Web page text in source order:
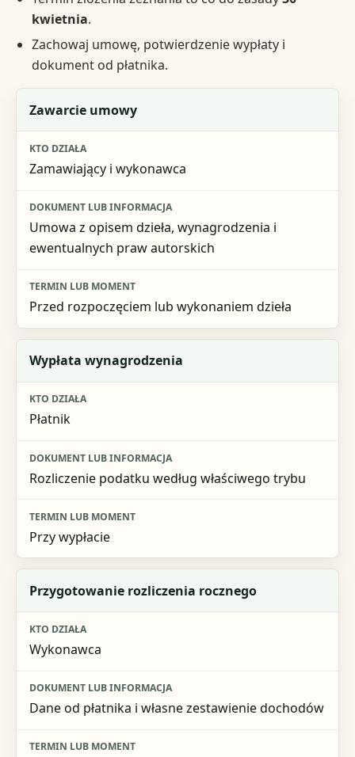
kwietnia.
Zachowaj umowę, potwierdzenie wypłaty i
dokument od płatnika.
Etap
Kto działa
Dokument lub informacja
Zawarcie umowy
Zamawiający i wykonawca
Umowa z opisem dzieła, wynagrodzenia i
ewentualnych praw autorskich
Przed rozpoczęciem lub wykonaniem dzieła
Wypłata wynagrodzenia
Płatnik
Rozliczenie podatku według właściwego trybu
Przy wypłacie
Przygotowanie rozliczenia rocznego
Wykonawca
Dane od płatnika i własne zestawienie dochodów